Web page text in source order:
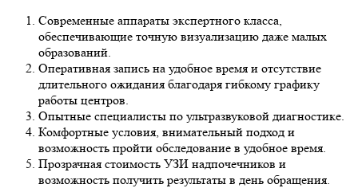
Современные аппараты экспертного класса,
обеспечивающие точную визуализацию даже малых
образований.
Оперативная запись на удобное время и отсутствие
длительного ожидания благодаря гибкому графику
работы центров.
Опытные специалисты по ультразвуковой диагностике.
Комфортные условия, внимательный подход и
возможность пройти обследование в удобное время.
Прозрачная стоимость УЗИ надпочечников и
возможность получить результаты в день обращения.